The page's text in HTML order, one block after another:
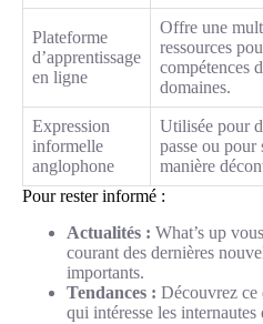
Plateforme
d’apprentissage
en ligne
Offre une
ressources
compétences
domaines.
Expression
informelle
anglophone
Utilisée pour
passe ou pour
manière
Pour rester informé :
Actualités : What’s up
courant des dernières
importants.
Tendances : Découvrez ce
qui intéresse les internautes